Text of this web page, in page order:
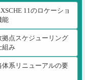
11のロケーショ
能
拠点スケジューリング
組み
体系リニューアルの要